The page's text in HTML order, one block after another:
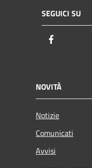
SEGUICI SU
NOVITÀ
Notizie
Comunicati
Avvisi